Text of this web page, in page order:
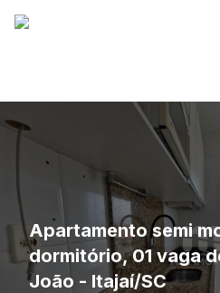
Apartamento semi
dormitório, 01 vaga
João - Itajaí/SC